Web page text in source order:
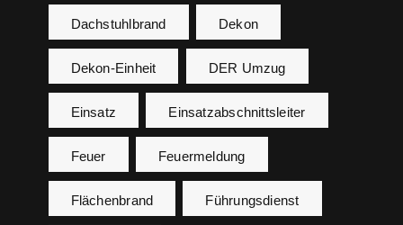
Dachstuhlbrand Dekon
Dekon-Einheit DER Umzug
Einsatz Einsatzabschnittsleiter
Feuer Feuermeldung
Flächenbrand Führungsdienst